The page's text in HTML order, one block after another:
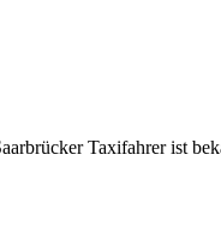
Taxifahrer ist